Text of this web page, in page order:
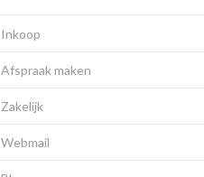
Inkoop
Afspraak maken
Zakelijk
Webmail